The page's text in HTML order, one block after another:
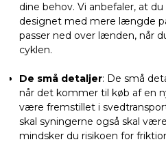
dine behov. Vi anbefaler, at
designet med mere længde
passer ned over lænden, når
cyklen.
De små detaljer: De små
når det kommer til køb af en
være fremstillet i
skal syningerne også skal
mindsker du risikoen for